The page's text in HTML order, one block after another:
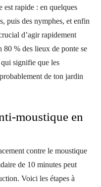
est rapide : en quelques
puis des nymphes, et enfin
d’agir rapidement
% des lieux de ponte se
qui signifie que les
de ton jardin
moustique en
contre le moustique
de 10 minutes peut
Voici les étapes à